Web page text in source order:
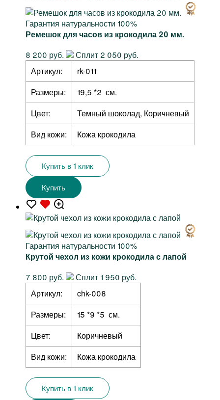
Гарантия натуральности 100%
Ремешок для часов из крокодила 20 мм.
8 200 руб.
Сплит 2 050 руб.
Артикул:
rk-011
Размеры:
19,5 *2 см.
Цвет:
Темный шоколад, Коричневый
Вид кожи:
Кожа крокодила
Купить в 1 клик
Купить
Гарантия натуральности 100%
Крутой чехол из кожи крокодила с лапой
7 800 руб.
Сплит 1 950 руб.
Артикул:
chk-008
Размеры:
15 *9 *5 см.
Цвет:
Коричневый
Вид кожи:
Кожа крокодила
Купить в 1 клик